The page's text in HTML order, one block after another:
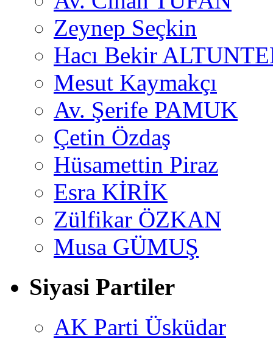
Zeynep Seçkin
Hacı Bekir
Mesut Kaymakçı
Av. Şerife PAMUK
Çetin Özdaş
Hüsamettin Piraz
Esra KİRİK
Zülfikar ÖZKAN
Musa GÜMUŞ
Siyasi Partiler
AK Parti Üsküdar